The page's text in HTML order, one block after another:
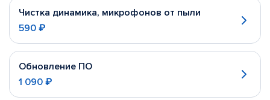
Чистка динамика, микрофонов от пыли
590 ₽
Обновление ПО
1 090 ₽